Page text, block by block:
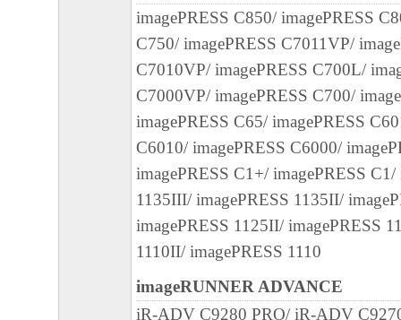
店のいずれも、「本ソフトウェア」、また
ェア」の使用に起因または関連してお客様
に生じたいかなる紛争についても、一切責
のとします。
８．契約期間
(1) 本契約書は、お客様が、『同意』を示
クリックした時点、または「本ソフトウェ
ールした時点で発効し、下記(2)または(3)
まで有効に存続します。
(2) お客様は、「本ソフトウェア」および
ることができます。
imagePRESS C850/ imagePRESS
C750/ imagePRESS C7011VP/
C7010VP/ imagePRESS C700L/
C7000VP/ imagePRESS C700/
imagePRESS C65/ imagePRESS
C6010/ imagePRESS C6000/
imagePRESS C1+/ imagePRESS C1/
1135III/ imagePRESS 1135II/
imagePRESS 1125II/ imagePRESS
1110II/ imagePRESS 1110
imageRUNNER ADVANCE
iR-ADV C9280 PRO/ iR-ADV